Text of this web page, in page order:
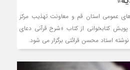
های عمومی استان قم و معاونت تهذیب مرکز
کتابخوانی از کتاب «شرح قرآنی دعای
استاد محسن قرائتی برگزار می شود.